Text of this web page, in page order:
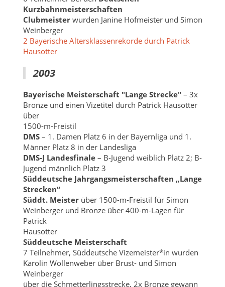
Kurzbahnmeisterschaften
Clubmeisterwurden Janine Hofmeister und Simon
Weinberger
2 Bayerische Altersklassenrekorde durch Patrick
Hausotter
2003
Bayerische Meisterschaft "Lange Strecke" – 3x
Bronze und einen Vizetitel durch Patrick Hausotter
über
1500-m-Freistil
DMS– 1. Damen Platz 6 in der Bayernliga und 1.
Männer Platz 8 in der Landesliga
DMS-J Landesfinale– B-Jugend weiblich Platz 2; B-
Jugend männlich Platz 3
Süddeutsche Jahrgangsmeisterschaften „Lange
Strecken“
Süddt. Meisterüber 1500-m-Freistil für Simon
Weinberger und Bronze über 400-m-Lagen für
Patrick
Hausotter
Süddeutsche Meisterschaft
7 Teilnehmer, Süddeutsche Vizemeister*in wurden
Karolin Wollenweber über Brust- und Simon
Weinberger
über die Schmetterlingsstrecke, 2x Bronze gewann